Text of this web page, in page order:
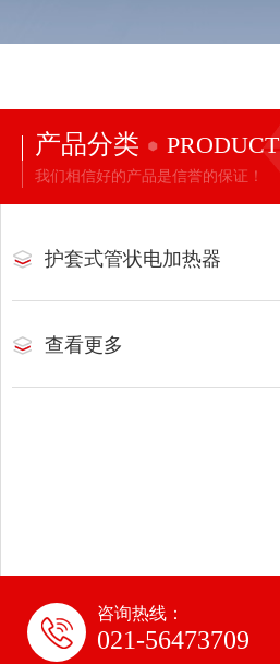
产品分类 PRODUCT
我们相信好的产品是信誉的保证！
护套式管状电加热器
查看更多
咨询热线：
021-56473709